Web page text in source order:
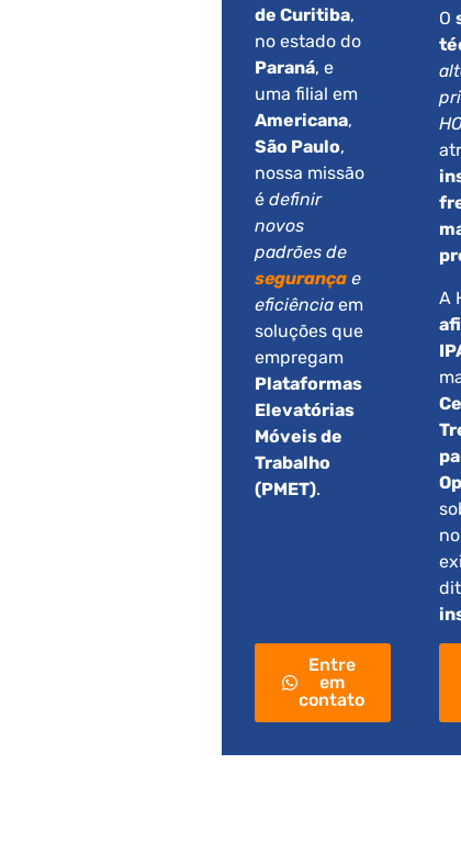
de Curitiba,
no estado do
Paraná, e
uma filial em
Americana,
São Paulo,
nossa missão
édefinir
novos
padrões de
segurança e
eficiência em
soluções que
empregam
Plataformas
Elevatórias
Móveis de
Trabalho
(PMET).
Entre
em
contato
O
A